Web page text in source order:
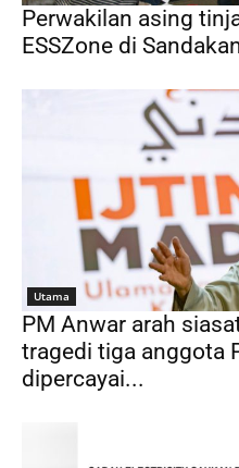
Perwakilan asing
ESSZone di
Utama
PM Anwar arah
tragedi tiga anggota
dipercayai...